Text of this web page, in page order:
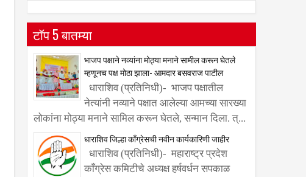
टॉप 5 बातम्या
भाजप पक्षाने नव्यांना मोठ्या मनाने सामील करून घेतले
म्हणूनच पक्ष मोठा झाला- आमदार बसवराज पाटील
धाराशिव (प्रतिनिधी)- भाजप पक्षातील
नेत्यांनी नव्याने पक्षात आलेल्या आमच्या सारख्या
लोकांना मोठ्या मनाने सामिल करून घेतले, सन्मान दिला. त्...
धाराशिव जिल्हा काँग्रेसची नवीन कार्यकारिणी जाहीर
धाराशिव (प्रतिनिधी)- महाराष्ट्र प्रदेश
काँग्रेस कमिटीचे अध्यक्ष हर्षवर्धन सपकाळ